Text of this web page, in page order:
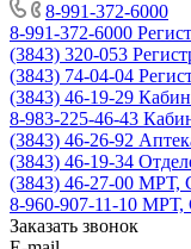
8-991-372-6000
8-991-372-6000
(3843) 320-053
(3843) 74-04-04
(3843) 46-19-29
8-983-225-46-43
(3843) 46-26-92
(3843) 46-19-34
(3843) 46-27-00 МРТ,
8-960-907-11-10 МРТ,
Заказать звонок